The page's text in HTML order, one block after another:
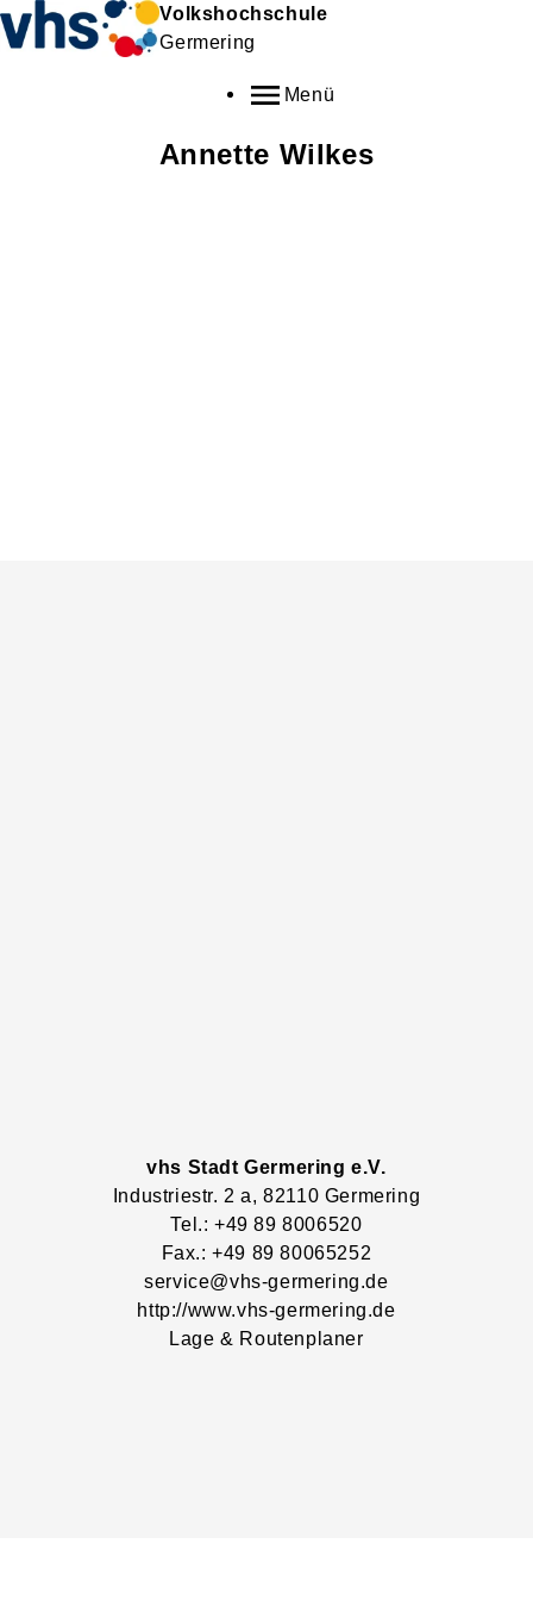
Volkshochschule
Germering
Menü
Annette Wilkes
vhs Stadt Germering e.V.
Industriestr. 2 a, 82110 Germering
Tel.: +49 89 8006520
Fax.: +49 89 80065252
service@vhs-germering.de
http://www.vhs-germering.de
Lage & Routenplaner